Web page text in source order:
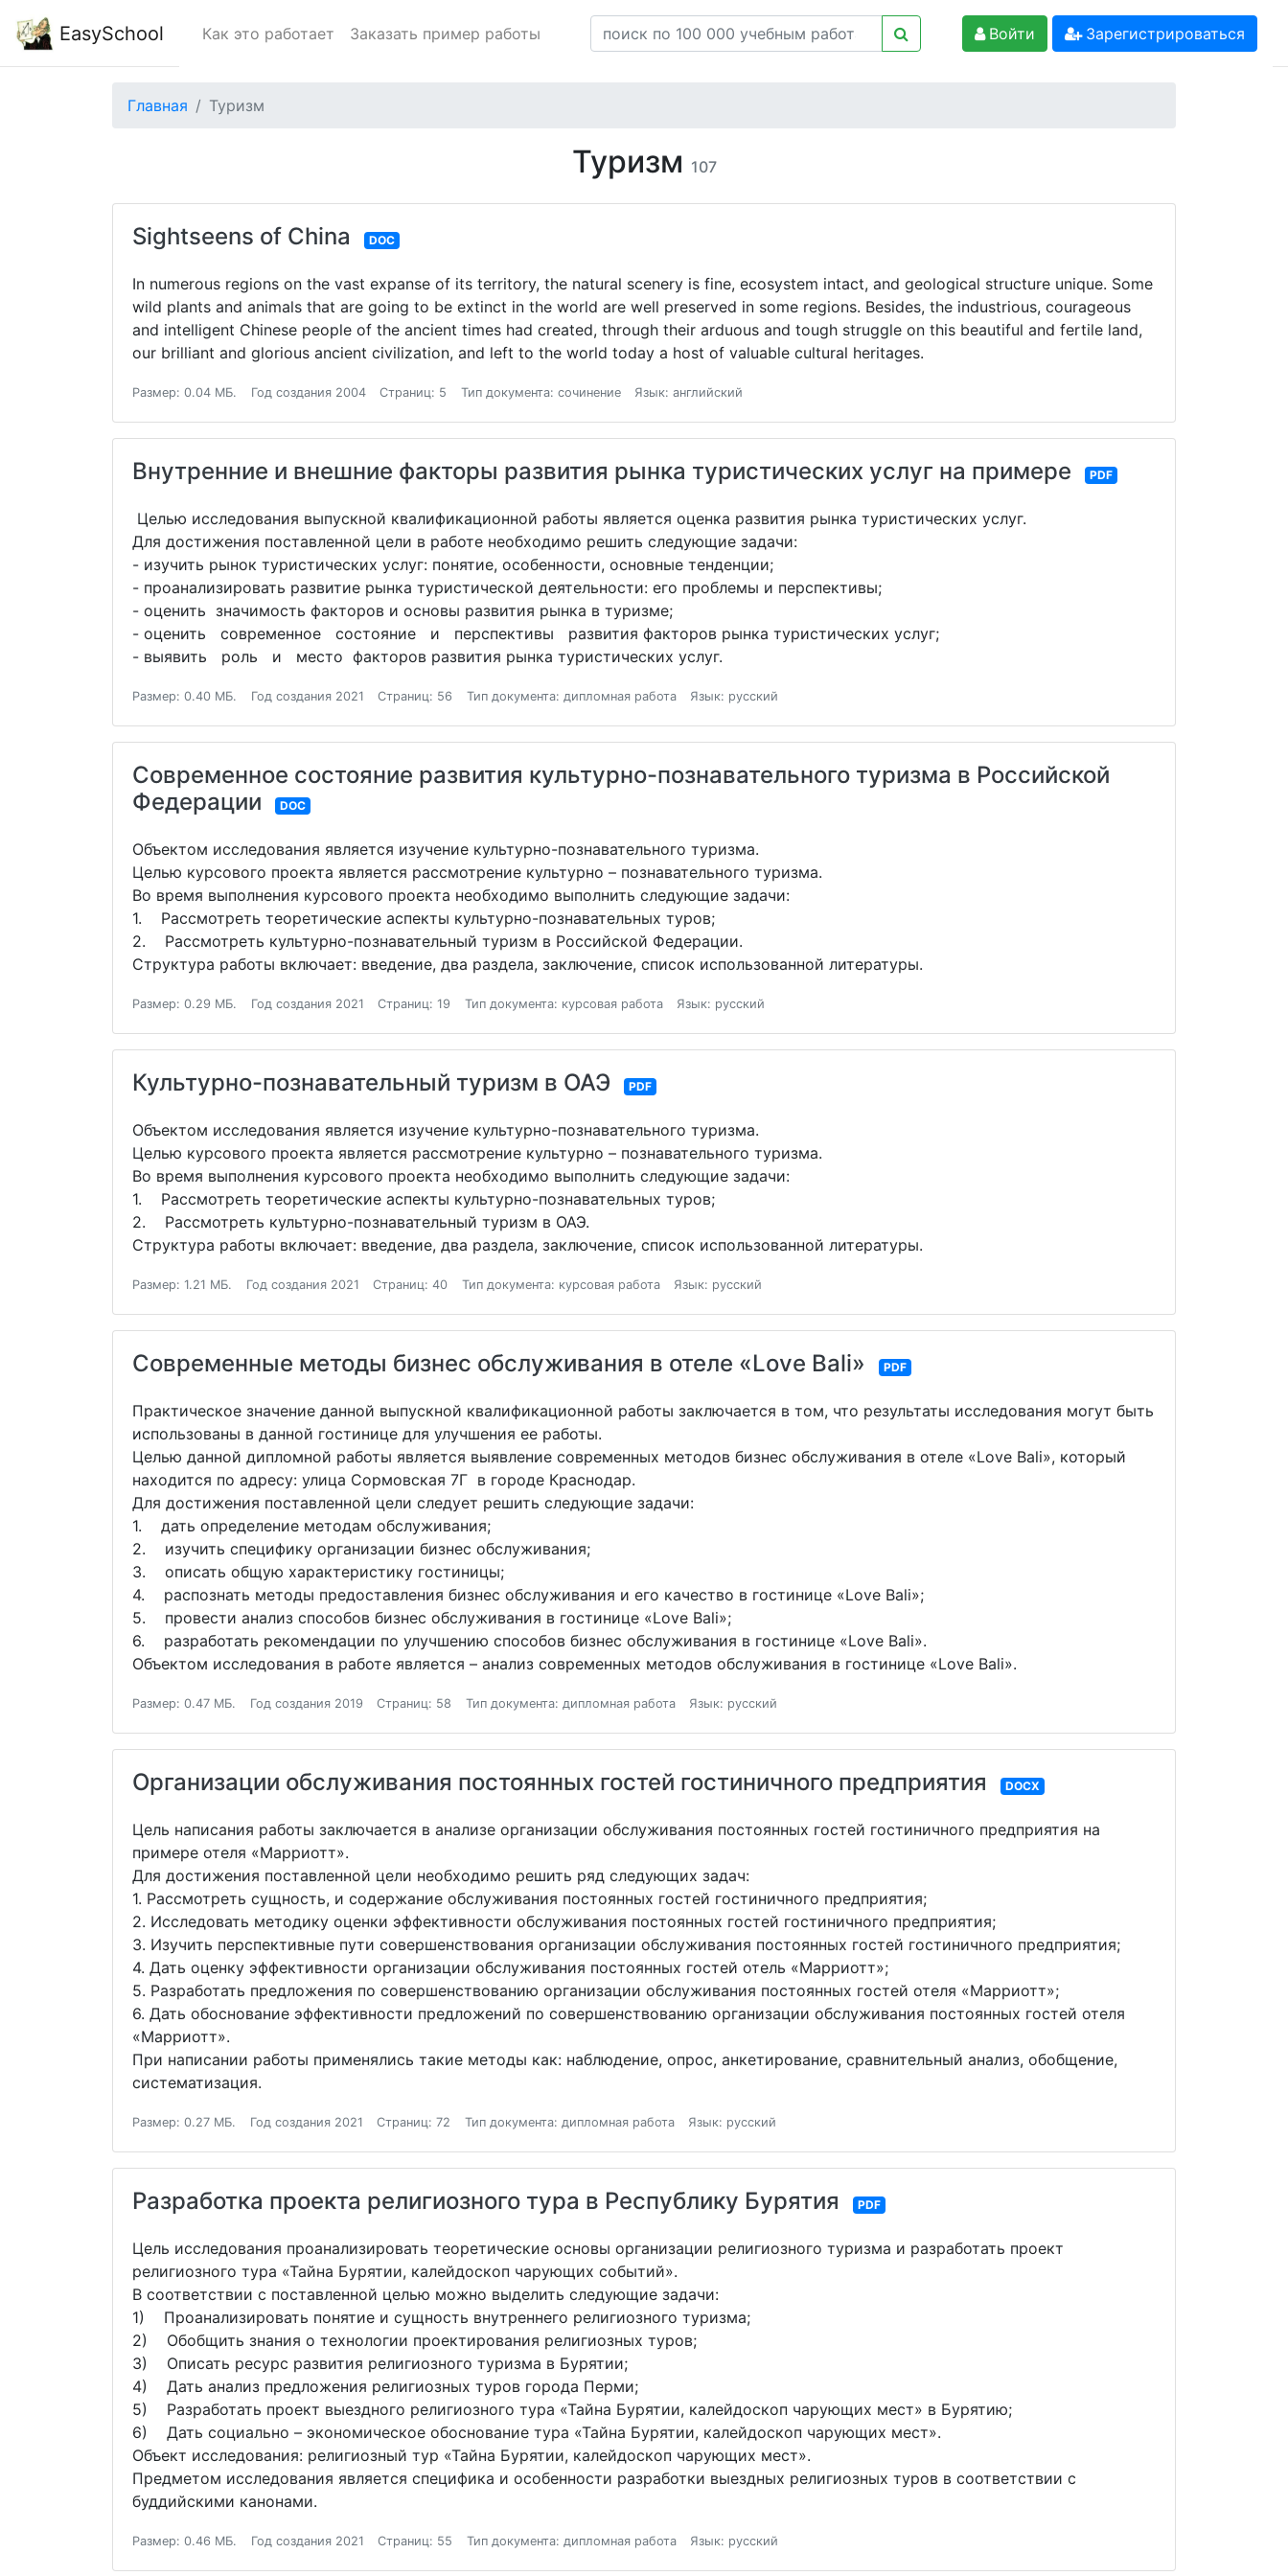
EasySchool Как это работает Заказать пример работы Войти Зарегистрироваться
Главная Туризм
Туризм 107
Sightseens of China DOC
In numerous regions on the vast expanse of its territory, the natural scenery is fine, ecosystem intact, and geological structure unique. Some
wild plants and animals that are going to be extinct in the world are well preserved in some regions. Besides, the industrious, courageous
and intelligent Chinese people of the ancient times had created, through their arduous and tough struggle on this beautiful and fertile land,
our brilliant and glorious ancient civilization, and left to the world today a host of valuable cultural heritages.
Размер: 0.04 МБ. Год создания 2004 Страниц: 5 Тип документа: сочинение Язык: английский
Внутренние и внешние факторы развития рынка туристических услуг на примере PDF
Целью исследования выпускной квалификационной работы является оценка развития рынка туристических услуг.
Для достижения поставленной цели в работе необходимо решить следующие задачи:
- изучить рынок туристических услуг: понятие, особенности, основные тенденции;
- проанализировать развитие рынка туристической деятельности: его проблемы и перспективы;
- оценить значимость факторов и основы развития рынка в туризме;
- оценить современное состояние и перспективы развития факторов рынка туристических услуг;
- выявить роль и место факторов развития рынка туристических услуг.
Размер: 0.40 МБ. Год создания 2021 Страниц: 56 Тип документа: дипломная работа Язык: русский
Современное состояние развития культурно-познавательного туризма в Российской
Федерации
DOC
Объектом исследования является изучение культурно-познавательного туризма.
Целью курсового проекта является рассмотрение культурно – познавательного туризма.
Во время выполнения курсового проекта необходимо выполнить следующие задачи:
1. Рассмотреть теоретические аспекты культурно-познавательных туров;
2. Рассмотреть культурно-познавательный туризм в Российской Федерации.
Структура работы включает: введение, два раздела, заключение, список использованной литературы.
Размер: 0.29 МБ. Год создания 2021 Страниц: 19 Тип документа: курсовая работа Язык: русский
Культурно-познавательный туризм в ОАЭ PDF
Объектом исследования является изучение культурно-познавательного туризма.
Целью курсового проекта является рассмотрение культурно – познавательного туризма.
Во время выполнения курсового проекта необходимо выполнить следующие задачи:
1. Рассмотреть теоретические аспекты культурно-познавательных туров;
2. Рассмотреть культурно-познавательный туризм в ОАЭ.
Структура работы включает: введение, два раздела, заключение, список использованной литературы.
Размер: 1.21 МБ. Год создания 2021 Страниц: 40 Тип документа: курсовая работа Язык: русский
Современные методы бизнес обслуживания в отеле «Love Bali» PDF
Практическое значение данной выпускной квалификационной работы заключается в том, что результаты исследования могут быть
использованы в данной гостинице для улучшения ее работы.
Целью данной дипломной работы является выявление современных методов бизнес обслуживания в отеле «Love Bali», который
находится по адресу: улица Сормовская 7Г в городе Краснодар.
Для достижения поставленной цели следует решить следующие задачи:
1. дать определение методам обслуживания;
2. изучить специфику организации бизнес обслуживания;
3. описать общую характеристику гостиницы;
4. распознать методы предоставления бизнес обслуживания и его качество в гостинице «Love Bali»;
5. провести анализ способов бизнес обслуживания в гостинице «Love Bali»;
6. разработать рекомендации по улучшению способов бизнес обслуживания в гостинице «Love Bali».
Объектом исследования в работе является – анализ современных методов обслуживания в гостинице «Love Bali».
Размер: 0.47 МБ. Год создания 2019 Страниц: 58 Тип документа: дипломная работа Язык: русский
Организации обслуживания постоянных гостей гостиничного предприятия DOCX
Цель написания работы заключается в анализе организации обслуживания постоянных гостей гостиничного предприятия на
примере отеля «Марриотт».
Для достижения поставленной цели необходимо решить ряд следующих задач:
1. Рассмотреть сущность, и содержание обслуживания постоянных гостей гостиничного предприятия;
2. Исследовать методику оценки эффективности обслуживания постоянных гостей гостиничного предприятия;
3. Изучить перспективные пути совершенствования организации обслуживания постоянных гостей гостиничного предприятия;
4. Дать оценку эффективности организации обслуживания постоянных гостей отель «Марриотт»;
5. Разработать предложения по совершенствованию организации обслуживания постоянных гостей отеля «Марриотт»;
6. Дать обоснование эффективности предложений по совершенствованию организации обслуживания постоянных гостей отеля
«Марриотт».
При написании работы применялись такие методы как: наблюдение, опрос, анкетирование, сравнительный анализ, обобщение,
систематизация.
Размер: 0.27 МБ. Год создания 2021 Страниц: 72 Тип документа: дипломная работа Язык: русский
Разработка проекта религиозного тура в Республику Бурятия PDF
Цель исследования проанализировать теоретические основы организации религиозного туризма и разработать проект
религиозного тура «Тайна Бурятии, калейдоскоп чарующих событий».
В соответствии с поставленной целью можно выделить следующие задачи:
1) Проанализировать понятие и сущность внутреннего религиозного туризма;
2) Обобщить знания о технологии проектирования религиозных туров;
3) Описать ресурс развития религиозного туризма в Бурятии;
4) Дать анализ предложения религиозных туров города Перми;
5) Разработать проект выездного религиозного тура «Тайна Бурятии, калейдоскоп чарующих мест» в Бурятию;
6) Дать социально – экономическое обоснование тура «Тайна Бурятии, калейдоскоп чарующих мест».
Объект исследования: религиозный тур «Тайна Бурятии, калейдоскоп чарующих мест».
Предметом исследования является специфика и особенности разработки выездных религиозных туров в соответствии с
буддийскими канонами.
Размер: 0.46 МБ. Год создания 2021 Страниц: 55 Тип документа: дипломная работа Язык: русский